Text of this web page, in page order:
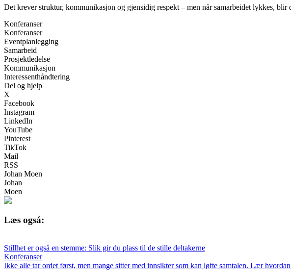
Det krever struktur, kommunikasjon og gjensidig respekt – men når samarbeidet lykkes,
Konferanser
Konferanser
Eventplanlegging
Samarbeid
Prosjektledelse
Kommunikasjon
Interessenthåndtering
Del og hjelp
X
Facebook
Instagram
LinkedIn
YouTube
Pinterest
TikTok
Mail
RSS
Johan Moen
Johan
Moen
Læs også:
Stillhet er også en stemme: Slik gir du plass til de stille deltakerne
Konferanser
Ikke alle tar ordet først, men mange sitter med innsikter som kan løfte samtalen. Lær